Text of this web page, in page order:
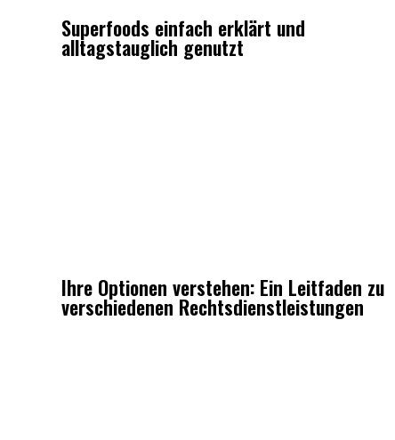
Superfoods einfach erklärt und
alltagstauglich genutzt
Ihre Optionen verstehen: Ein Leitfaden zu
verschiedenen Rechtsdienstleistungen